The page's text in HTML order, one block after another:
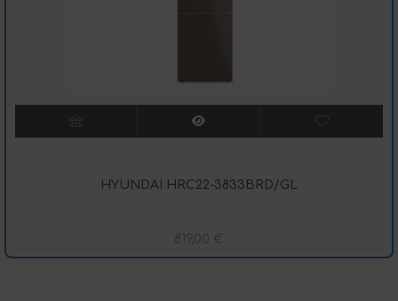
HYUNDAI HRC22-3833BRD/GL
819,00 €